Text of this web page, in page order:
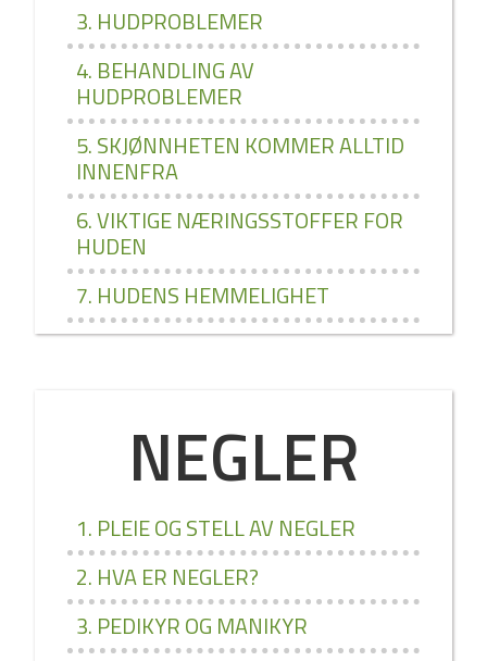
3. HUDPROBLEMER
4. BEHANDLING AV
HUDPROBLEMER
5. SKJØNNHETEN KOMMER ALLTID
INNENFRA
6. VIKTIGE NÆRINGSSTOFFER FOR
HUDEN
7. HUDENS HEMMELIGHET
NEGLER
1. PLEIE OG STELL AV NEGLER
2. HVA ER NEGLER?
3. PEDIKYR OG MANIKYR